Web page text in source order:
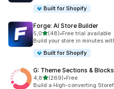
Built for Shopify
Forge: AI Store Builder
5,0/ 5 tähteä
(48)
48 arvostelua yhteensä
•Free trial available
Build your store in minutes
Built for Shopify
G: Theme Sections & Blocks
4,8/ 5 tähteä
(269)
269 arvostelua yhteensä
•Free
Build a High-converting